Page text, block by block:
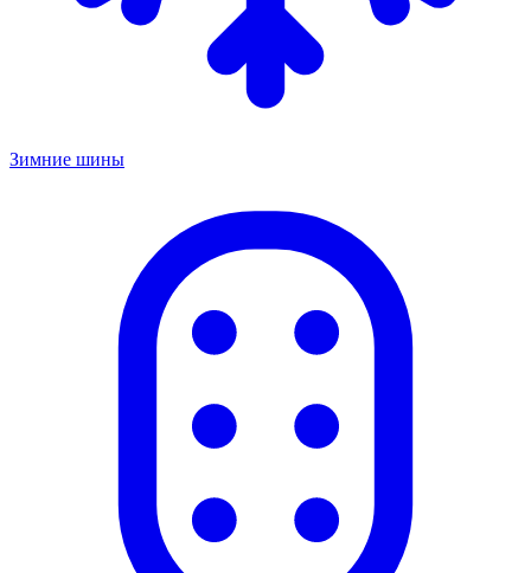
Зимние шины